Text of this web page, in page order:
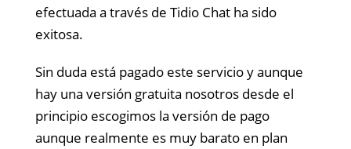
efectuada a través de Tidio Chat ha sido
exitosa.
Sin duda está pagado este servicio y aunque
hay una versión gratuita nosotros desde el
principio escogimos la versión de pago
aunque realmente es muy barato en plan